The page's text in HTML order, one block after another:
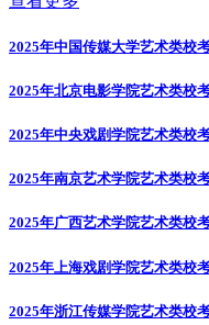
2025年中国传媒大学艺术类校
2025年北京电影学院艺术类校
2025年中央戏剧学院艺术类校
2025年南京艺术学院艺术类校
2025年广西艺术学院艺术类校
2025年上海戏剧学院艺术类校
2025年浙江传媒学院艺术类校